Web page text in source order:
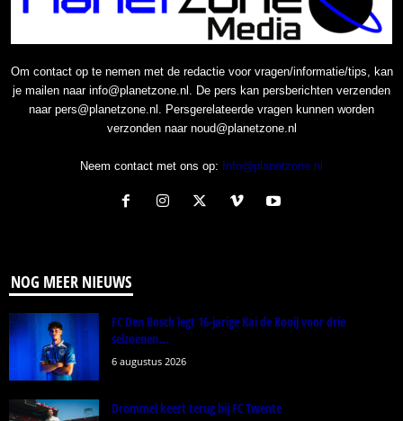
Om contact op te nemen met de redactie voor vragen/informatie/tips, kan
je mailen naar info@planetzone.nl. De pers kan persberichten verzenden
naar pers@planetzone.nl. Persgerelateerde vragen kunnen worden
verzonden naar noud@planetzone.nl
Neem contact met ons op: Info@planetzone.nl
NOG MEER NIEUWS
FC Den Bosch legt 16-jarige Kai de Rooij voor drie
seizoenen...
6 augustus 2026
Drommel keert terug bij FC Twente